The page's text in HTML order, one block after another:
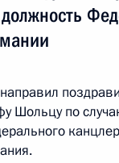
Шольцу по